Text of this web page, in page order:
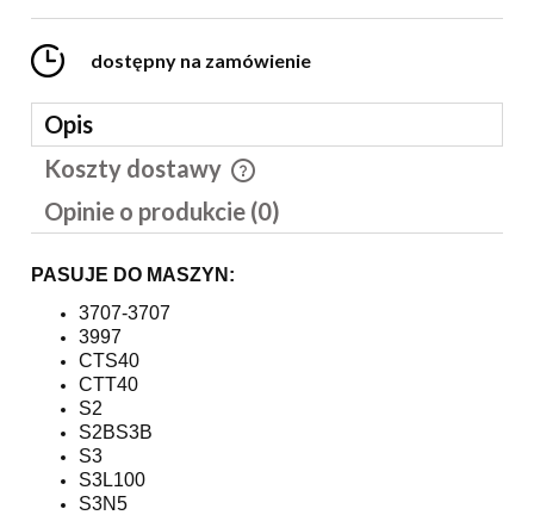
dostępny na zamówienie
Opis
Koszty dostawy
Cena nie zawiera ewentualnych kosztów płatności
Opinie o produkcie (0)
PASUJE DO MASZYN:
3707-3707
3997
CTS40
CTT40
S2
S2BS3B
S3
S3L100
S3N5